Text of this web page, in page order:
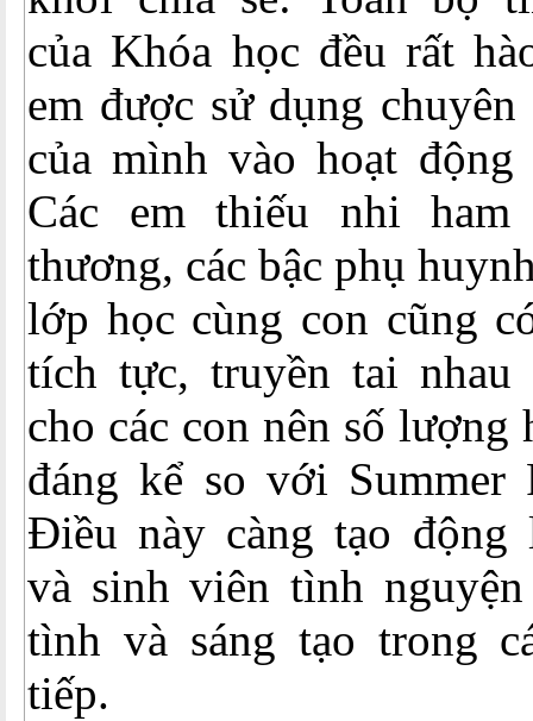
của Khóa học đều rất
em được sử dụng
của mình vào hoạt
Các em thiếu nhi
thương, các bậc phụ
lớp học cùng con cũng
tích tực, truyền tai nhau
cho các con nên số lượng
đáng kể so với Summer
Điều này càng tạo động
và sinh viên tình
tình và sáng tạo trong
tiếp.